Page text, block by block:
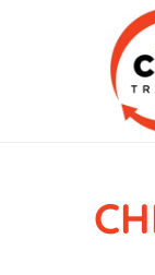
CYP Trading
Professionelle Ersatzteilbeschaffung